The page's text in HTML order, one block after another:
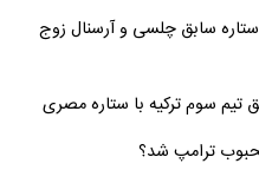
سابق چلسی و آرسنال زوج
تیم سوم ترکیه با ستاره مصری
ترامپ شد؟